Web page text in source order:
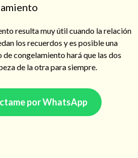
resulta muy útil cuando la relación
los recuerdos y es posible una
congelamiento hará que las dos
de la otra para siempre.
por WhatsApp